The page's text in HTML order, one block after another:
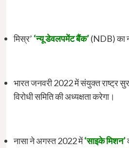
मिस्र’ ‘न्यू डेवलपमेंट बैंक’(NDB) का
भारत जनवरी 2022 में संयुक्त राष्ट्र
विरोधी समिति की अध्यक्षता करेगा।
नासा ने अगस्त 2022 में‘साइके मिशन’